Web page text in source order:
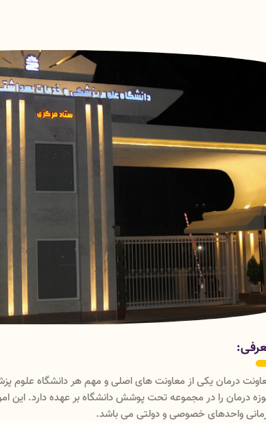
معاونت درمان
معاونت درمان دانشگاه
و مراکز تشخیصی درمانی)ودارای سه
معاون درمان رسیدگی به امور درمان دانشگاه علوم پزشکی